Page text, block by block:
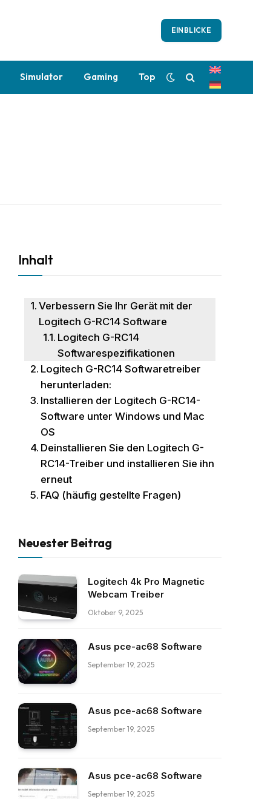
EINBLICKE
Simulator Gaming Top
Inhalt
Verbessern Sie Ihr Gerät mit der
Logitech G-RC14 Software
Logitech G-RC14
Softwarespezifikationen
Logitech G-RC14 Softwaretreiber
herunterladen:
Installieren der Logitech G-RC14-
Software unter Windows und Mac
OS
Deinstallieren Sie den Logitech G-
RC14-Treiber und installieren Sie ihn
erneut
FAQ (häufig gestellte Fragen)
Neuester Beitrag
Logitech 4k Pro Magnetic
Webcam Treiber
Oktober 9, 2025
Asus pce-ac68 Software
September 19, 2025
Asus pce-ac68 Software
September 19, 2025
Asus pce-ac68 Software
September 19, 2025